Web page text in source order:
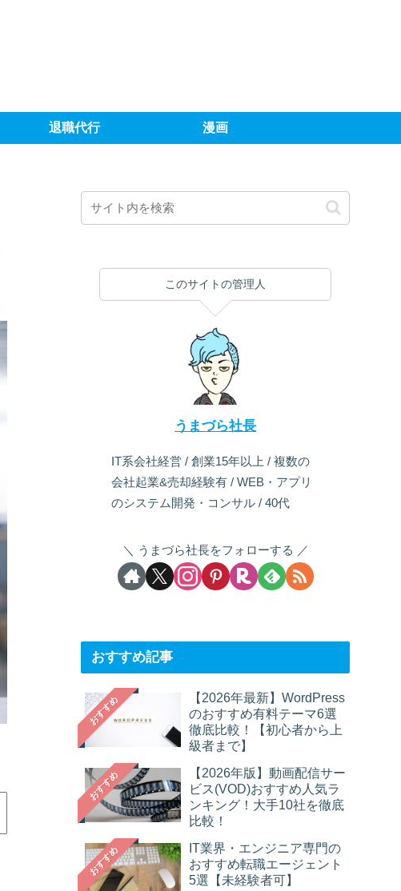
退職代行 漫画
このサイトの管理人
うまづら社長
IT系会社経営 / 創業15年以上 / 複数の
会社起業&売却経験有 / WEB・アプリ
のシステム開発・コンサル / 40代
うまづら社長をフォローする
おすすめ記事
おすすめ
【2026年最新】WordPress
のおすすめ有料テーマ6選
徹底比較！【初心者から上
級者まで】
おすすめ
【2026年版】動画配信サー
ビス(VOD)おすすめ人気ラ
ンキング！大手10社を徹底
比較！
おすすめ
IT業界・エンジニア専門の
おすすめ転職エージェント
5選【未経験者可】